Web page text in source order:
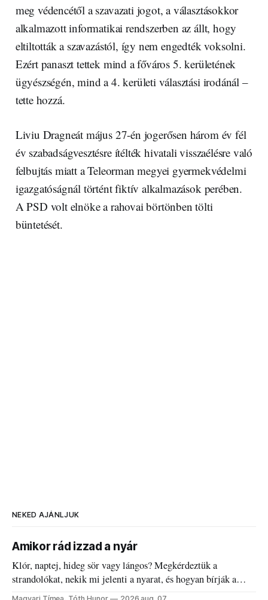
meg védencétől a szavazati jogot, a választásokkor
alkalmazott informatikai rendszerben az állt, hogy
eltiltották a szavazástól, így nem engedték voksolni.
Ezért panaszt tettek mind a főváros 5. kerületének
ügyészségén, mind a 4. kerületi választási irodánál –
tette hozzá.
Liviu Dragneát május 27-én jogerősen három év fél
év szabadságvesztésre ítélték hivatali visszaélésre való
felbujtás miatt a Teleorman megyei gyermekvédelmi
igazgatóságnál történt fiktív alkalmazások perében.
A PSD volt elnöke a rahovai börtönben tölti
büntetését.
NEKED AJÁNLJUK
Amikor rád izzad a nyár
Klór, naptej, hideg sör vagy lángos? Megkérdeztük a
strandolókat, nekik mi jelenti a nyarat, és hogyan bírják a
kánikulát.